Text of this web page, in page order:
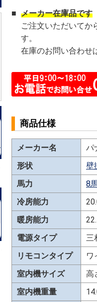
■ メーカー在庫品です
ご注文いただいてか
す。
在庫のお問い合わせ
商品仕様
メーカー名
パ
形状
壁
馬力
8
冷房能力
暖房能力
電源タイプ
三
リモコンタイプ
ワ
室内機サイズ
高
室内機重量